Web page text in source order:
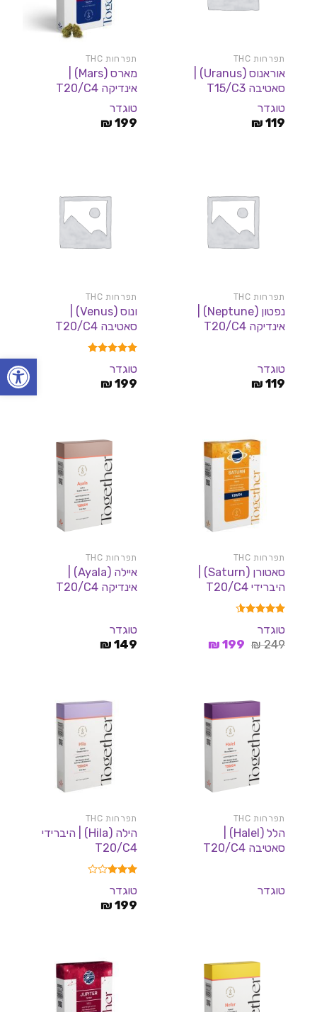
פתח
תפרחות THC
אוראנוס (Uranus) |
סאטיבה T15/C3
טוגדר
119
₪
תפרחות THC
מארס (Mars) |
אינדיקה T20/C4
טוגדר
199
₪
תפרחות THC
נפטון (Neptune) |
אינדיקה T20/C4
טוגדר
119
₪
תפרחות THC
ונוס (Venus) |
סאטיבה T20/C4
מתוך 5
טוגדר
199
₪
תפרחות THC
סאטורן (Saturn) |
היברידי T20/C4
מתוך 5
טוגדר
249
₪ המחיר
199
₪המחיר
תפרחות THC
איילה (Ayala) |
אינדיקה T20/C4
טוגדר
149
₪
תפרחות THC
הלל (Halel) |
סאטיבה T20/C4
טוגדר
תפרחות THC
הילה (Hila) | היברידי
T20/C4
3.00
מתוך 5
טוגדר
199
₪